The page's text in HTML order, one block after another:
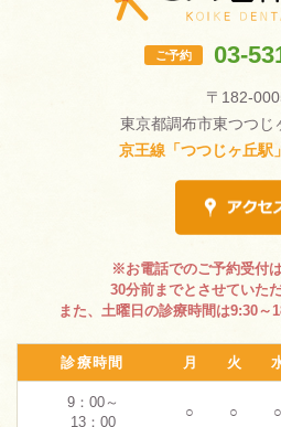
ご予約 03-
〒182-
東京都調布市東つつじ
京王線「つつじヶ丘駅
※お電話でのご予約受付
30分前までとさせていた
また、土曜日の診療時間は9:30～
診療時間 月 火
9：00～
13：00
○ ○ ○